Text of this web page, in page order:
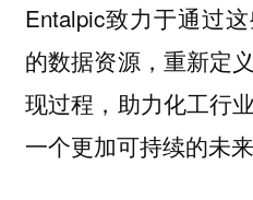
Entalpic致力于通过
的数据资源，重新定
现过程，助力化工行
一个更加可持续的未来